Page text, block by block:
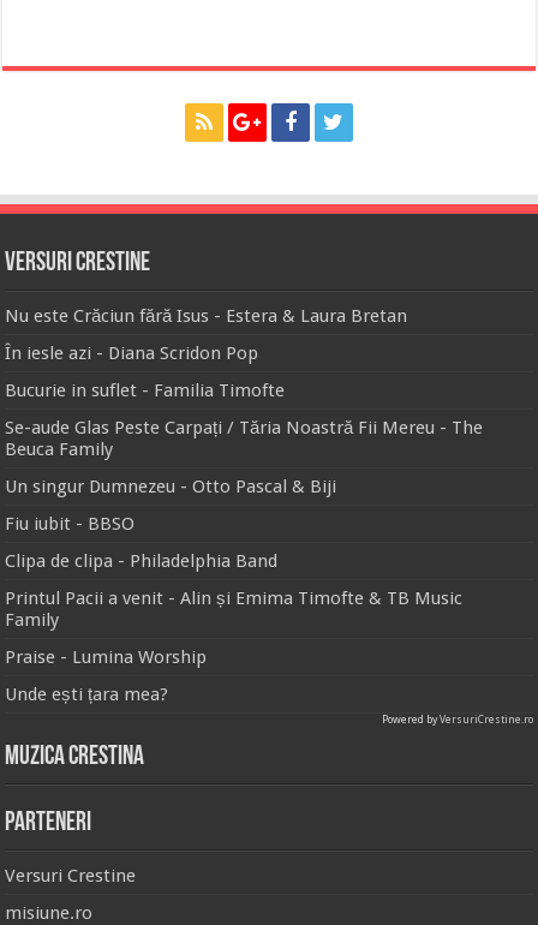
Versuri Crestine
Nu este Crăciun fără Isus - Estera & Laura Bretan
În iesle azi - Diana Scridon Pop
Bucurie in suflet - Familia Timofte
Se-aude Glas Peste Carpați / Tăria Noastră Fii Mereu - The
Beuca Family
Un singur Dumnezeu - Otto Pascal & Biji
Fiu iubit - BBSO
Clipa de clipa - Philadelphia Band
Printul Pacii a venit - Alin și Emima Timofte & TB Music
Family
Praise - Lumina Worship
Unde ești țara mea?
Powered byVersuriCrestine.ro
Muzica Crestina
Parteneri
Versuri Crestine
misiune.ro